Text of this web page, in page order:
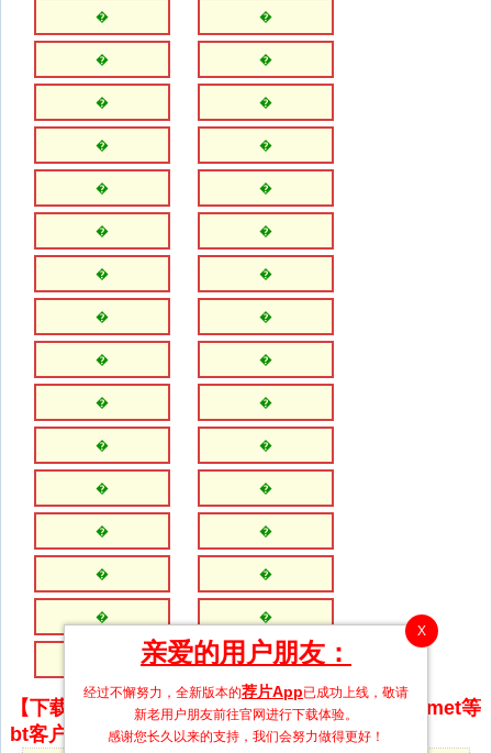
� �
� �
� �
� �
� �
� �
� �
� �
� �
� �
� �
� �
� �
� �
� �
�
【下载地址】magnet推荐使用utorrent、BitComet等
bt客户端下载
X
亲爱的用户朋友：
经过不懈努力，全新版本的荐片App已成功上线，敬请
新老用户朋友前往官网进行下载体验。
感谢您长久以来的支持，我们会努力做得更好！